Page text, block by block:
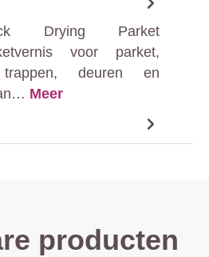
Drying Parket
voor parket,
deuren en
Meer
producten